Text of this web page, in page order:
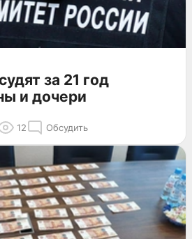
за 21 год
и дочери
12 Обсудить